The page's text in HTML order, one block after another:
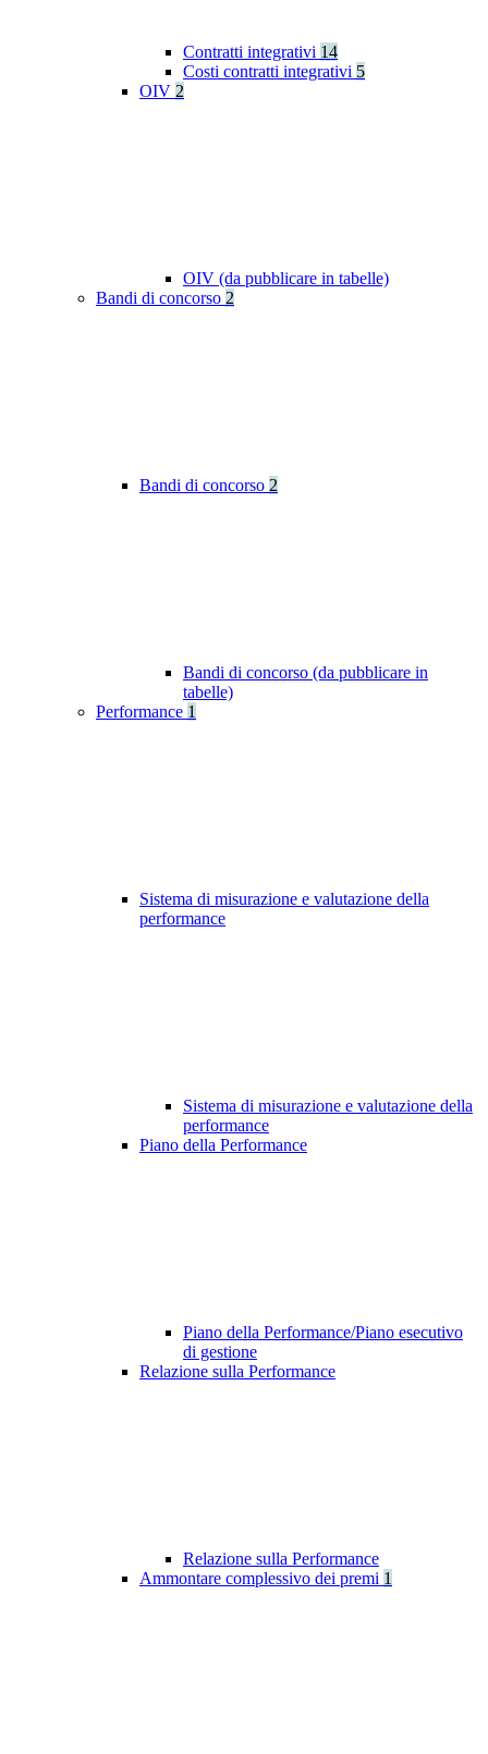
Contratti integrativi 14
Costi contratti integrativi 5
OIV 2
OIV (da pubblicare in tabelle)
Bandi di concorso 2
Bandi di concorso 2
Bandi di concorso (da pubblicare in
tabelle)
Performance 1
Sistema di misurazione e valutazione della
performance
Sistema di misurazione e valutazione della
performance
Piano della Performance
Piano della Performance/Piano esecutivo
di gestione
Relazione sulla Performance
Relazione sulla Performance
Ammontare complessivo dei premi 1